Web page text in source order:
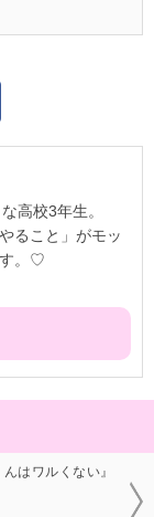
高校3年生。
ること」がモッ
す。♡
はワルくない』